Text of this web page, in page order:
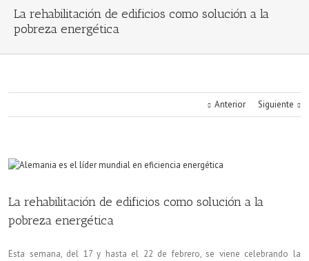
La rehabilitación de edificios como solución a la
pobreza energética
Anterior Siguiente
La rehabilitación de edificios como solución a la
pobreza energética
Esta semana, del 17 y hasta el 22 de febrero, se viene celebrando la